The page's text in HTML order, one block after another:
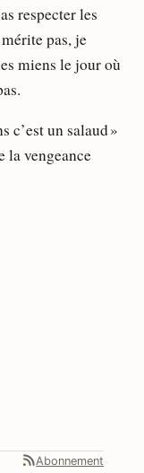
respecter les
pas, je
miens le jour où
c’est un salaud »
la vengeance
Abonnement